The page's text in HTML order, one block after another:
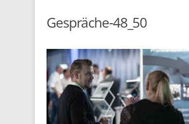
Gespräche-48_50